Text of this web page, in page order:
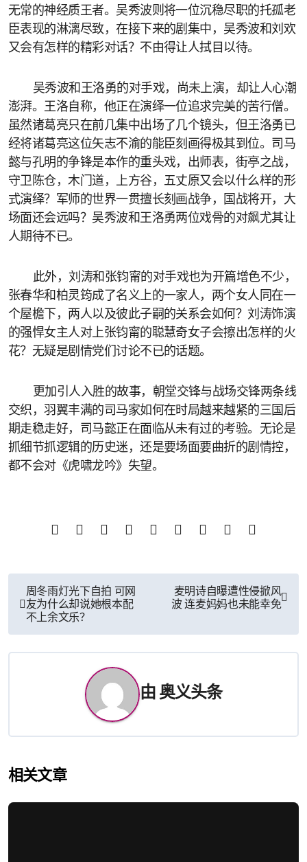
无常的神经质王者。吴秀波则将一位沉稳尽职的托孤老
臣表现的淋漓尽致，在接下来的剧集中，吴秀波和刘欢
又会有怎样的精彩对话？不由得让人拭目以待。
吴秀波和王洛勇的对手戏，尚未上演，却让人心潮
澎湃。王洛自称，他正在演绎一位追求完美的苦行僧。
虽然诸葛亮只在前几集中出场了几个镜头，但王洛勇已
经将诸葛亮这位矢志不渝的能臣刻画得极其到位。司马
懿与孔明的争锋是本作的重头戏，出师表，街亭之战，
守卫陈仓，木门道，上方谷，五丈原又会以什么样的形
式演绎？军师的世界一贯擅长刻画战争，国战将开，大
场面还会远吗？吴秀波和王洛勇两位戏骨的对飙尤其让
人期待不已。
此外，刘涛和张钧甯的对手戏也为开篇增色不少，
张春华和柏灵筠成了名义上的一家人，两个女人同在一
个屋檐下，两人以及彼此子嗣的关系会如何？刘涛饰演
的强悍女主人对上张钧甯的聪慧奇女子会擦出怎样的火
花？无疑是剧情党们讨论不已的话题。
更加引人入胜的故事，朝堂交锋与战场交锋两条线
交织，羽翼丰满的司马家如何在时局越来越紧的三国后
期走稳走好，司马懿正在面临从未有过的考验。无论是
抓细节抓逻辑的历史迷，还是要场面要曲折的剧情控，
都不会对《虎啸龙吟》失望。
文
章
导
周冬雨灯光下自拍 可网
友为什么却说她根本配
不上余文乐？
麦明诗自曝遭性侵掀风
波 连麦妈妈也未能幸免
由 奥义头条
相关文章